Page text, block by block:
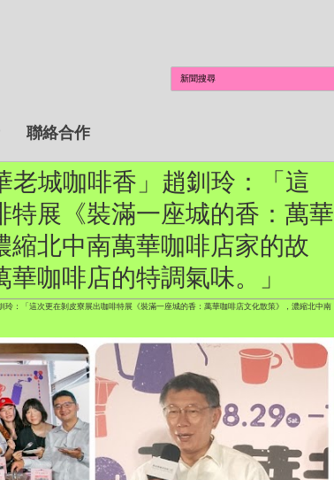
聯絡合作
華老城咖啡香」趙釧玲：「這
特展《裝滿一座城的香：萬華
縮北中南萬華咖啡店家的故
咖啡店的特調氣味。」
：「這次更在剝皮寮展出咖啡特展《裝滿一座城的香：萬華咖啡店文化散策》，濃縮北中南